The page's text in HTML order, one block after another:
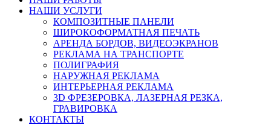
НАШИ УСЛУГИ
КОМПОЗИТНЫЕ ПАНЕЛИ
ШИРОКОФОРМАТНАЯ ПЕЧАТЬ
АРЕНДА БОРДОВ, ВИДЕОЭКРАНОВ
РЕКЛАМА НА ТРАНСПОРТЕ
ПОЛИГРАФИЯ
НАРУЖНАЯ РЕКЛАМА
ИНТЕРЬЕРНАЯ РЕКЛАМА
3D ФРЕЗЕРОВКА, ЛАЗЕРНАЯ РЕЗКА,
ГРАВИРОВКА
КОНТАКТЫ